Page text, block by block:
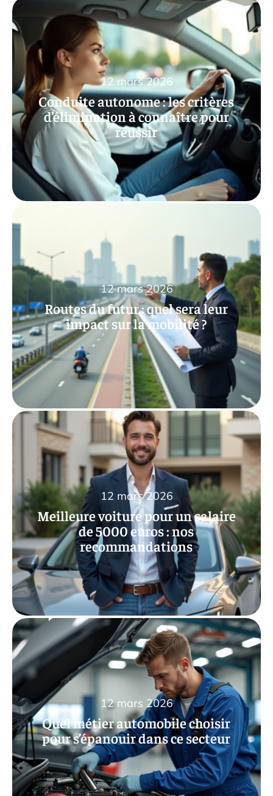
Conduite autonome : les critères
d’élimination à connaître pour
réussir
12 mars 2026
Routes du futur : quel sera leur
impact sur la mobilité ?
12 mars 2026
Meilleure voiture pour un salaire
de 5000 euros : nos
recommandations
12 mars 2026
Quel métier automobile choisir
pour s’épanouir dans ce secteur
12 mars 2026